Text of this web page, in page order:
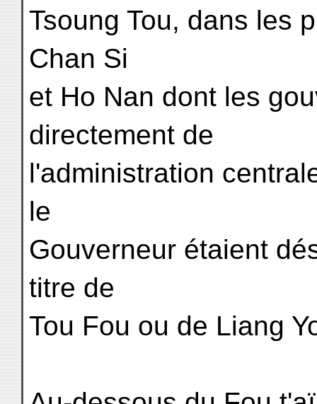
Tsoung Tou, dans les
Chan Si
et Ho Nan dont les
directement de
l'administration
le
Gouverneur étaient
titre de
Tou Fou ou de Liang